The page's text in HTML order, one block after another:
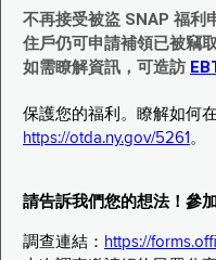
不再接受被盜 SNAP 福利
住戶仍可申請補領已被竊
如需瞭解資訊，可造訪
保護您的福利。瞭解如何
https://otda.ny.gov/5261 。
請告訴我們您的想法！參
調查連結： https://